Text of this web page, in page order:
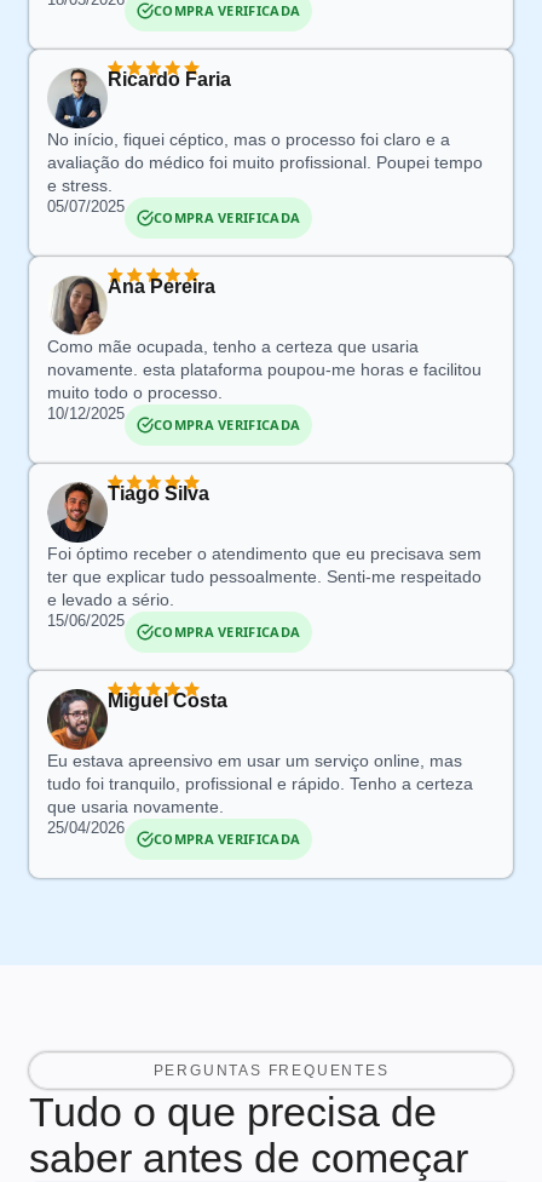
COMPRA VERIFICADA
Ricardo Faria
No início, fiquei céptico , mas o processo foi claro e a
avaliação do médico foi muito profissional. Poupei tempo
e stress
05/07/2025
COMPRA VERIFICADA
Ana Pereira
Como mãe ocupada, tenho a certeza que usaria
novamente. esta plataforma poupou-me horas e facilitou
muito todo o processo.
10/12/2025
COMPRA VERIFICADA
Tiago Silva
Foi óptimo receber o atendimento que eu precisava sem
ter que explicar tudo pessoalmente. Senti-me respeitado
e levado a sério.
15/06/2025
COMPRA VERIFICADA
Miguel Costa
Eu estava apreensivo em usar um serviço online , mas
tudo foi tranquilo, profissional e rápido. Tenho a certeza
que usaria novamente.
25/04/2026
COMPRA VERIFICADA
PERGUNTAS FREQUENTES
Tudo o que precisa de
saber antes de começar